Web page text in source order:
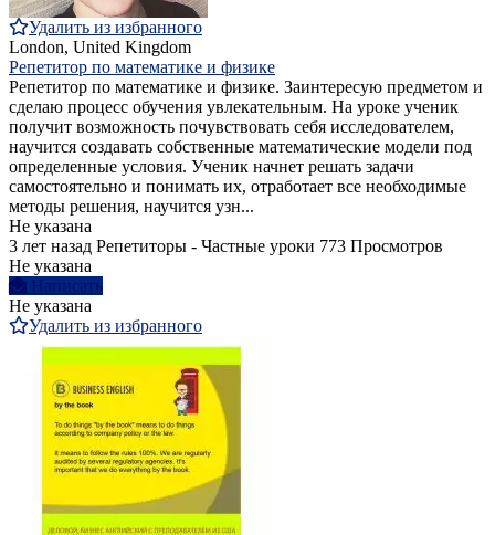
Удалить из избранного
London, United Kingdom
Репетитор по математике и физике
Репетитор по математике и физике. Заинтересую предметом и
сделаю процесс обучения увлекательным. На уроке ученик
получит возможность почувствовать себя исследователем,
научится создавать собственные математические модели под
определенные условия. Ученик начнет решать задачи
самостоятельно и понимать их, отработает все необходимые
методы решения, научится узн...
Не указана
3 лет назад Репетиторы - Частные уроки 773 Просмотров
Не указана
Написать
Не указана
Удалить из избранного